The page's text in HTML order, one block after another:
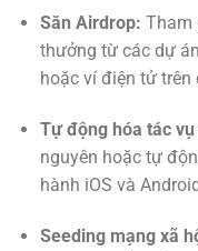
Săn Airdrop: Tham
thưởng từ các dự
hoặc ví điện tử trên
Tự động hóa tác
nguyên hoặc tự
hành iOS và
Seeding mạng xã